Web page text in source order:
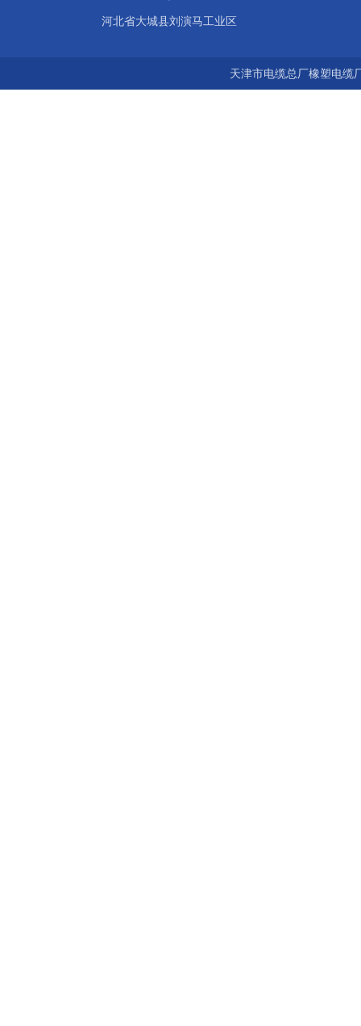
河北省大城县刘演马工业区
天津市电缆总厂橡塑电